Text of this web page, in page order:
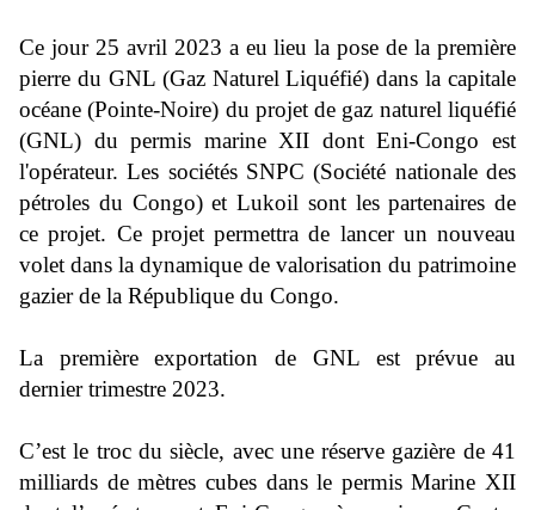
Ce jour 25 avril 2023 a eu lieu la pose de la première
pierre du GNL (Gaz Naturel Liquéfié) dans la capitale
océane (Pointe-Noire) du projet de gaz naturel liquéfié
(GNL) du permis marine XII dont Eni-Congo est
l'opérateur. Les sociétés SNPC (Société nationale des
pétroles du Congo) et Lukoil sont les partenaires de
ce projet. Ce projet permettra de lancer un nouveau
volet dans la dynamique de valorisation du patrimoine
gazier de la République du Congo.
La première exportation de GNL est prévue au
dernier trimestre 2023.
C’est le troc du siècle, avec une réserve gazière de 41
milliards de mètres cubes dans le permis Marine XII